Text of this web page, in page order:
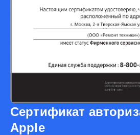
Сертификат
Apple